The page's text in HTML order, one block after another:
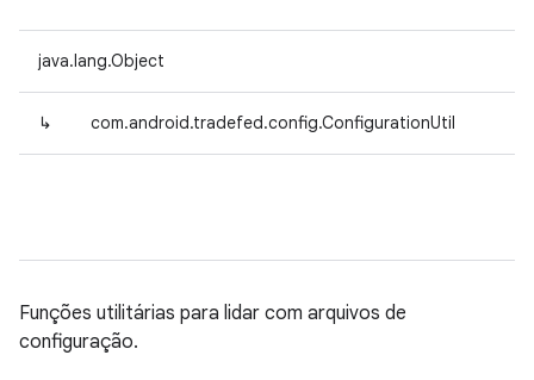
java.lang.Object
↳ com.android.tradefed.config.ConfigurationUtil
Funções utilitárias para lidar com arquivos de
configuração.